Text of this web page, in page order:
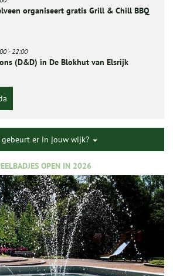
organiseert gratis Grill & Chill BBQ
-22:00
(D&D) in De Blokhut van Elsrijk
gebeurt er in jouw wijk?
OPEN IN 2026